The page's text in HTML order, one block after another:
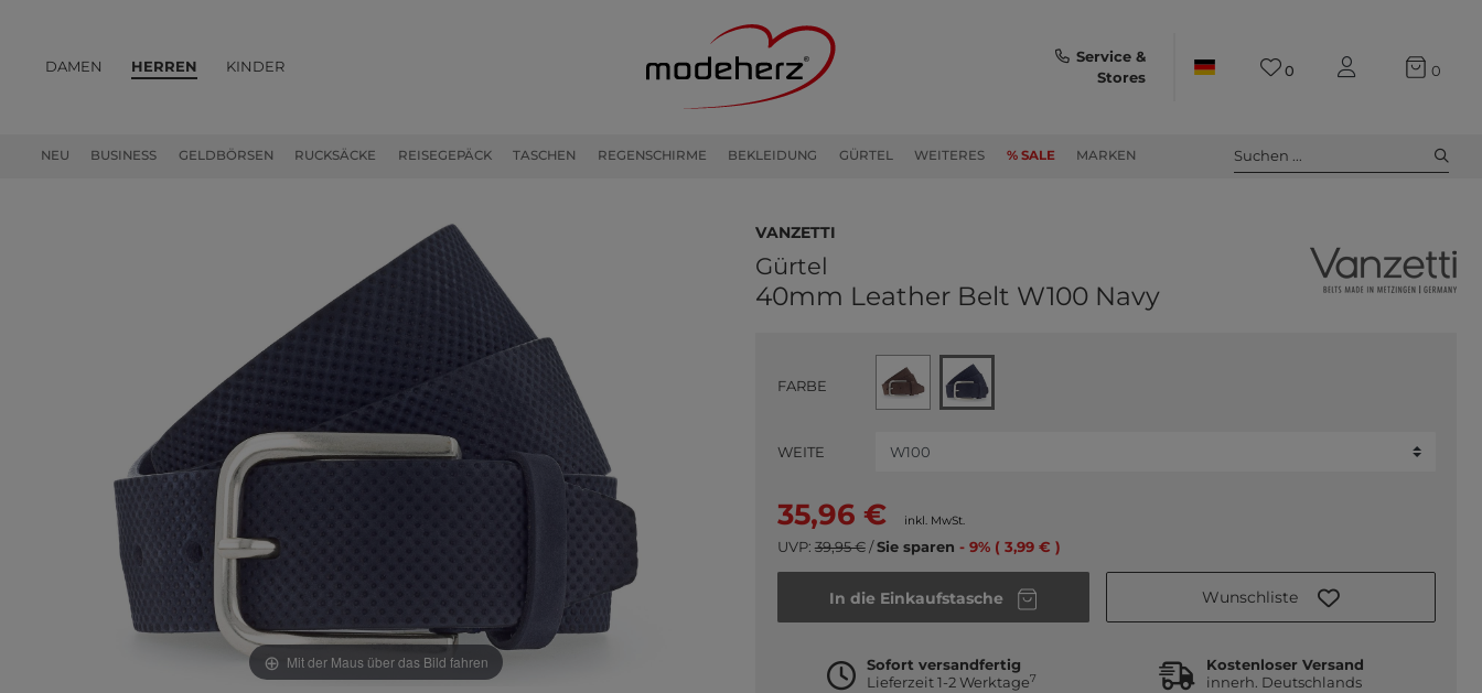
DAMEN HERREN
NEU BUSINESS GELDBÖRSEN RUCKSÄCKE REISEGEPÄCK TASCHEN REGENSCHIRME BEKLEIDUNG GÜRTEL WEITERES % SALE MARKEN
KINDER
Service &
Stores
0 0
Suchen ...
Mit der Maus über das Bild fahren
Vanzetti
Gürtel
40mm Leather Belt W100 Navy
FARBE
WEITE
35,96 € inkl. MwSt.
UVP: 39,95 €/Sie sparen - 9% ( 3,99 € )
In die Einkaufstasche Wunschliste
Sofort versandfertig
Lieferzeit 1-2 Werktage7
Kostenloser Versand
innerh. Deutschlands